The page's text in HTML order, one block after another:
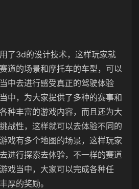
了3d的设计技术，这样玩家就
道的场景和摩托车的车型，可以
中去进行感受真正的驾驶体验
中，为大家提供了多种的赛事和
种丰富的游戏内容，而且还为大
战性，这样就可以去体验不同的
戏有多个地图的场景，这样玩家
进行探索去体验，不一样的赛道
戏当中，大家可以完成各种任
厚的奖励。